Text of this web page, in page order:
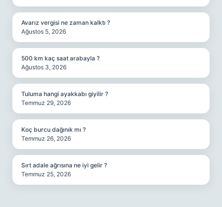
Avarız vergisi ne zaman kalktı ?
Ağustos 5, 2026
500 km kaç saat arabayla ?
Ağustos 3, 2026
Tuluma hangi ayakkabı giyilir ?
Temmuz 29, 2026
Koç burcu dağınık mı ?
Temmuz 26, 2026
Sırt adale ağrısına ne iyi gelir ?
Temmuz 25, 2026